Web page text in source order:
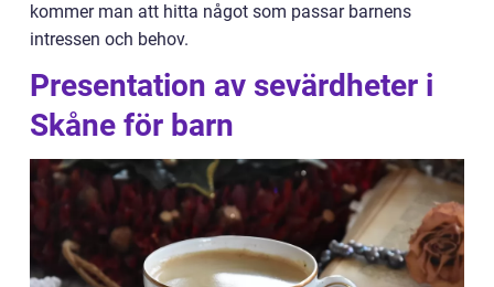
kommer man att hitta något som passar barnens
intressen och behov.
Presentation av sevärdheter i
Skåne för barn